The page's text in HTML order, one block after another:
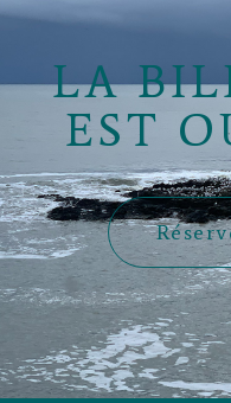
LA
EST